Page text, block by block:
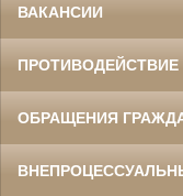
ВАКАНСИИ
ПРОТИВОДЕЙСТВИЕ
ОБРАЩЕНИЯ